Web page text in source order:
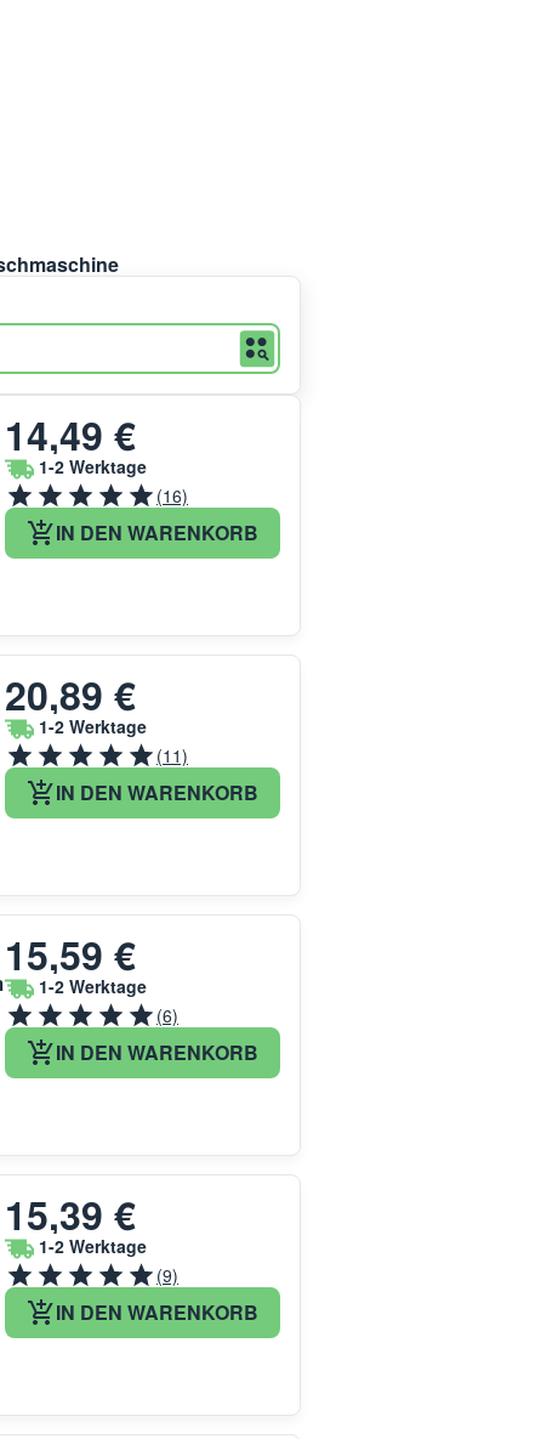
14,49 €
1-2 Werktage
(16)
IN DEN WARENKORB
20,89 €
1-2 Werktage
(11)
IN DEN WARENKORB
15,59 €
1-2 Werktage
(6)
IN DEN WARENKORB
15,39 €
1-2 Werktage
(9)
IN DEN WARENKORB